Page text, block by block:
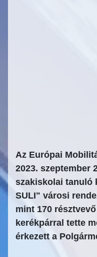
Az Európai
2023. szeptember
szakiskolai tanuló
SULI" városi
mint 170
kerékpárral tette
érkezett a